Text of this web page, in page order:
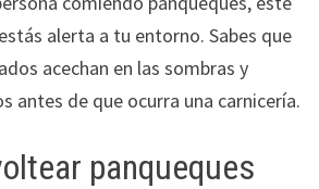
alerta a tu entorno. Sabes que
acechan en las sombras y
antes de que ocurra una carnicería.
panqueques